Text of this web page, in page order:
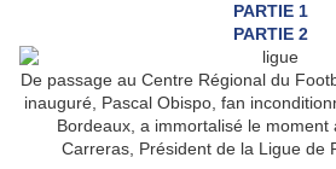
PARTIE 1
PARTIE 2
De passage au Centre Régional du
inauguré, Pascal Obispo, fan
Bordeaux, a immortalisé le moment
Carreras, Président de la Ligue de